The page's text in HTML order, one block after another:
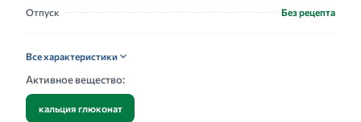
Отпуск Без рецепта
Все характеристики
Активное вещество:
кальция глюконат